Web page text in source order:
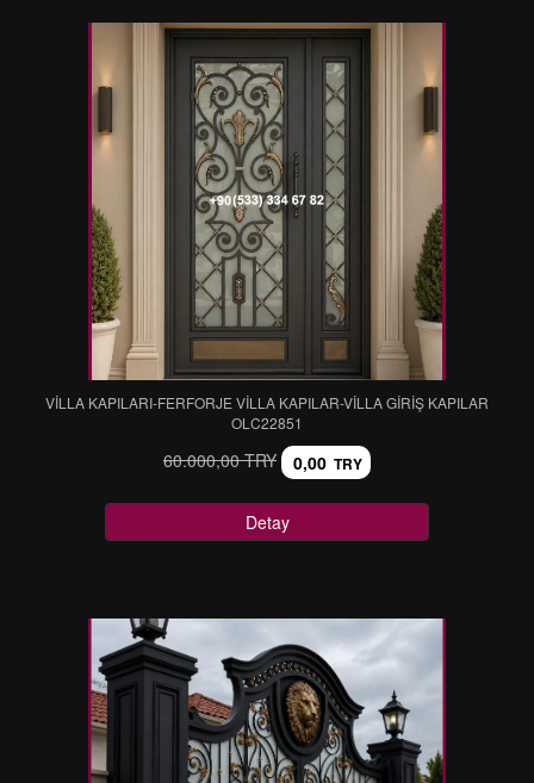
VİLLA KAPILARI-FERFORJE VİLLA KAPILAR-VİLLA GİRİŞ KAPILAR
OLC22851
60.000,00 TRY 0,00 TRY
Detay